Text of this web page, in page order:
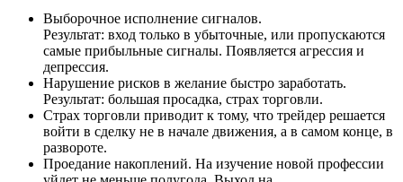
Выборочное исполнение сигналов.
Результат: вход только в убыточные, или пропускаются
самые прибыльные сигналы. Появляется агрессия и
депрессия.
Нарушение рисков в желание быстро заработать.
Результат: большая просадка, страх торговли.
Страх торговли приводит к тому, что трейдер решается
войти в сделку не в начале движения, а в самом конце, в
развороте.
Проедание накоплений. На изучение новой профессии